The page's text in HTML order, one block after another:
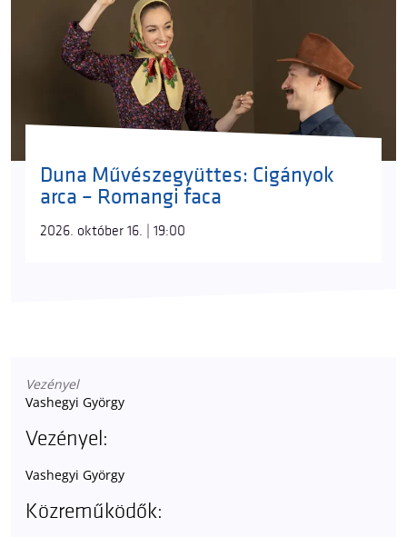
Duna Művészegyüttes: Cigányok
arca – Romangi faca
2026. október 16. | 19:00
Vezényel
Vashegyi György
Vezényel:
Vashegyi György
Közreműködők: